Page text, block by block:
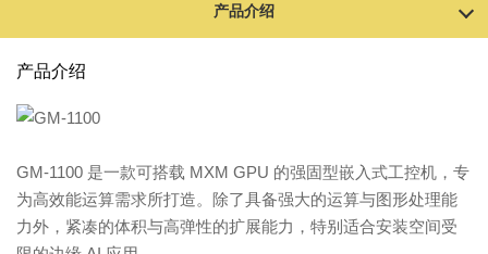
产品介绍
产品介绍
GM-1100 是一款可搭载 MXM GPU 的强固型嵌入式工控机，专
为高效能运算需求所打造。除了具备强大的运算与图形处理能
力外，紧凑的体积与高弹性的扩展能力，特别适合安装空间受